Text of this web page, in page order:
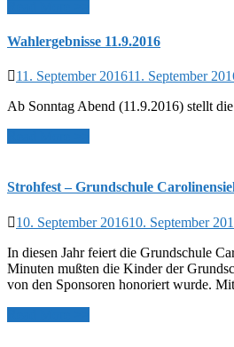
Wahlergebnisse 11.9.2016
11. September 201611. September
Ab Sonntag Abend (11.9.2016) stellt
Strohfest – Grundschule
10. September 201610. September
In diesen Jahr feiert die Grundschule
Minuten mußten die Kinder der
von den Sponsoren honoriert wurde.